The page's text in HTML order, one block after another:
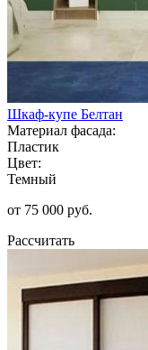
Шкаф-купе Белтан
Материал фасада:
Пластик
Цвет:
Темный
от 75 000 руб.
Рассчитать